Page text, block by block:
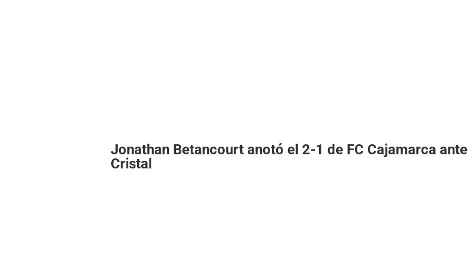
Jonathan Betancourt anotó el 2-1 de FC Cajamarca ante
Cristal